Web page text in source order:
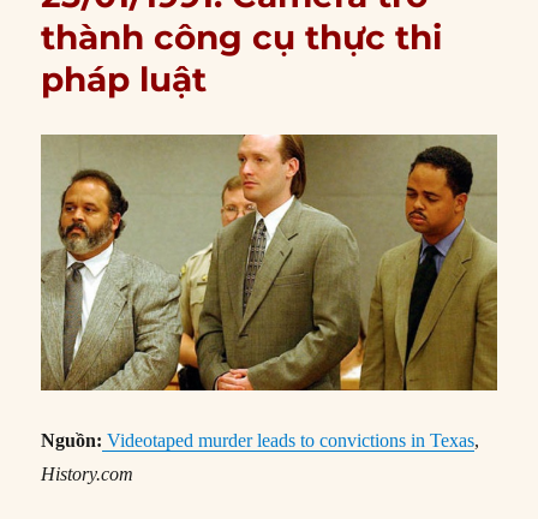
thành công cụ thực thi
pháp luật
Nguồn: Videotaped murder leads to convictions in Texas,
History.com